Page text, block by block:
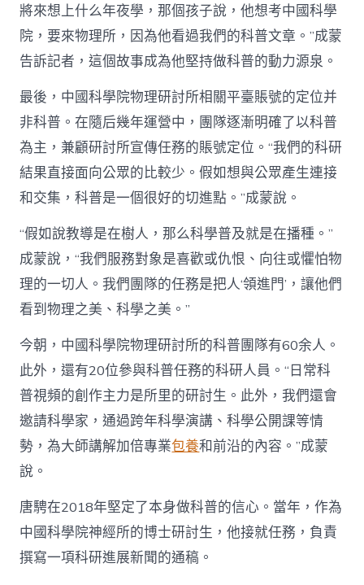
將來想上什么年夜學，那個孩子說，他想考中國科學
院，要來物理所，因為他看過我們的科普文章。”成蒙
告訴記者，這個故事成為他堅持做科普的動力源泉。
最後，中國科學院物理研討所相關平臺賬號的定位并
非科普。在隨后幾年運營中，團隊逐漸明確了以科普
為主，兼顧研討所宣傳任務的賬號定位。“我們的科研
結果直接面向公眾的比較少。假如想與公眾產生連接
和交集，科普是一個很好的切進點。”成蒙說。
“假如說教導是在樹人，那么科學普及就是在播種。”
成蒙說，“我們服務對象是喜歡或仇恨、向往或懼怕物
理的一切人。我們團隊的任務是把人‘領進門’，讓他們
看到物理之美、科學之美。”
今朝，中國科學院物理研討所的科普團隊有60余人。
此外，還有20位參與科普任務的科研人員。“日常科
普視頻的創作主力是所里的研討生。此外，我們還會
邀請科學家，通過跨年科學演講、科學公開課等情
勢，為大師講解加倍專業包養和前沿的內容。”成蒙
說。
唐騁在2018年堅定了本身做科普的信心。當年，作為
中國科學院神經所的博士研討生，他接就任務，負責
撰寫一項科研進展新聞的通稿。